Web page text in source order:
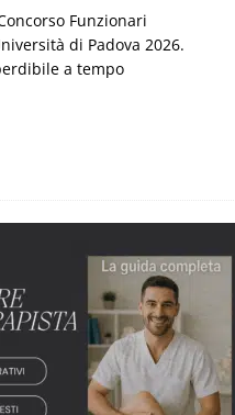
Funzionari
di Padova 2026.
a tempo